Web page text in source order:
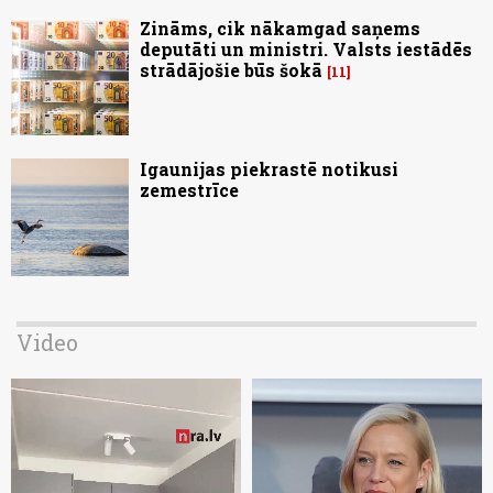
Zināms, cik nākamgad saņems
deputāti un ministri. Valsts iestādēs
strādājošie būs šokā
11
Igaunijas piekrastē notikusi
zemestrīce
Video